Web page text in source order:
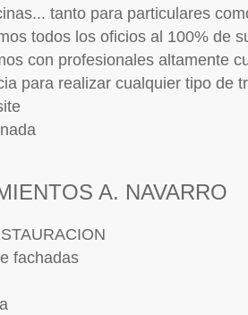
tanto para particulares
todos los oficios al 100% de
con profesionales altamente
para realizar cualquier tipo de
A. NAVARRO
fachadas